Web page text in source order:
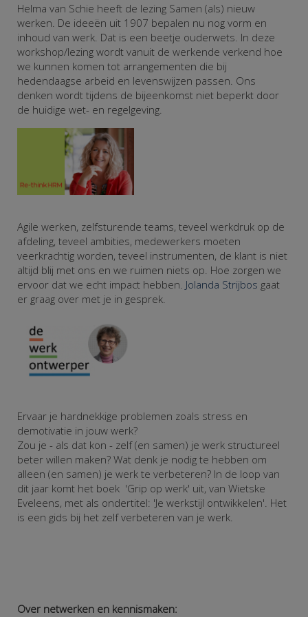
Helma van Schie heeft de lezing Samen (als) nieuw
werken. De ideeën uit 1907 bepalen nu nog vorm en
inhoud van werk. Dat is een beetje ouderwets. In deze
workshop/lezing wordt vanuit de werkende verkend hoe
we kunnen komen tot arrangementen die bij
hedendaagse arbeid en levenswijzen passen. Ons
denken wordt tijdens de bijeenkomst niet beperkt door
de huidige wet- en regelgeving.
Agile werken, zelfsturende teams, teveel werkdruk op de
afdeling, teveel ambities, medewerkers moeten
veerkrachtig worden, teveel instrumenten, de klant is niet
altijd blij met ons en we ruimen niets op. Hoe zorgen we
ervoor dat we echt impact hebben. Jolanda Strijbos gaat
er graag over met je in gesprek.
Ervaar je hardnekkige problemen zoals stress en
demotivatie in jouw werk?
Zou je - als dat kon - zelf (en samen) je werk structureel
beter willen maken? Wat denk je nodig te hebben om
alleen (en samen) je werk te verbeteren? In de loop van
dit jaar komt het boek 'Grip op werk' uit, van Wietske
Eveleens, met als ondertitel: 'Je werkstijl ontwikkelen'. Het
is een gids bij het zelf verbeteren van je werk.
Over netwerken en kennismaken: